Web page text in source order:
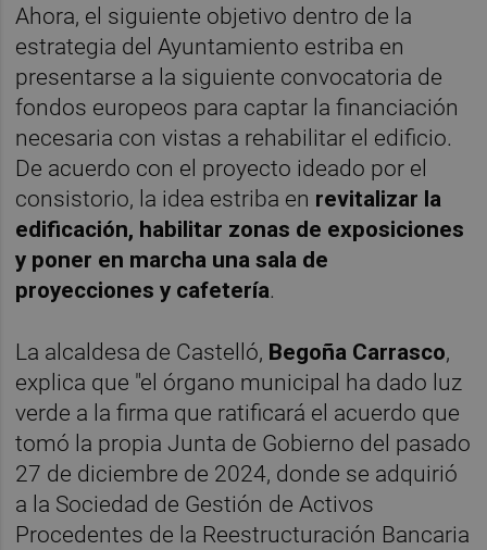
Ahora, el siguiente objetivo dentro de la
estrategia del Ayuntamiento estriba en
presentarse a la siguiente convocatoria de
fondos europeos para captar la financiación
necesaria con vistas a rehabilitar el edificio.
De acuerdo con el proyecto ideado por el
consistorio, la idea estriba en revitalizar la
edificación, habilitar zonas de exposiciones
y poner en marcha una sala de
proyecciones y cafetería.
La alcaldesa de Castelló, Begoña Carrasco,
explica que "el órgano municipal ha dado luz
verde a la firma que ratificará el acuerdo que
tomó la propia Junta de Gobierno del pasado
27 de diciembre de 2024, donde se adquirió
a la Sociedad de Gestión de Activos
Procedentes de la Reestructuración Bancaria